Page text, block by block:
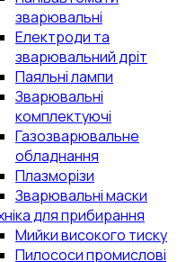
зварювальні
Електроди та
зварювальний дріт
Паяльні лампи
Зварювальні
комплектуючі
Газозварювальне
обладнання
Плазморізи
Зварювальні маски
для прибирання
Мийки високого тиску
Пилососи промислові